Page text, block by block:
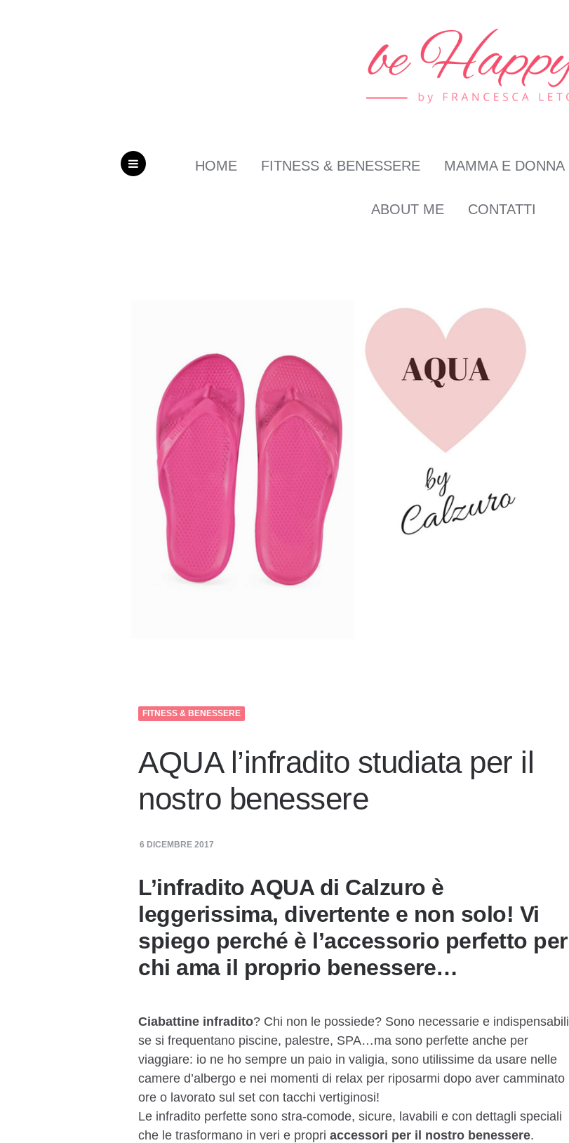
HOME FITNESS & BENESSERE MAMMA E DONNA
ABOUT ME
CONTATTI
FITNESS & BENESSERE
AQUA l’infradito studiata per il
nostro benessere
6 DICEMBRE 2017
L’infradito AQUA di Calzuro è
leggerissima, divertente e non solo! Vi
spiego perché è l’accessorio perfetto per
chi ama il proprio benessere…
Ciabattine infradito? Chi non le possiede? Sono necessarie e indispensabili
se si frequentano piscine, palestre, SPA…ma sono perfette anche per
viaggiare: io ne ho sempre un paio in valigia, sono utilissime da usare nelle
camere d’albergo e nei momenti di relax per riposarmi dopo aver camminato
ore o lavorato sul set con tacchi vertiginosi!
Le infradito perfette sono stra-comode, sicure, lavabili e con dettagli speciali
che le trasformano in veri e propri accessori per il nostro benessere.